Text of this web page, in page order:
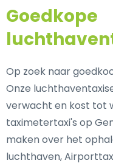
Goedkope
Op zoek naar
Onze
verwacht en kost tot
taximetertaxi's op
maken over het
luchthaven,